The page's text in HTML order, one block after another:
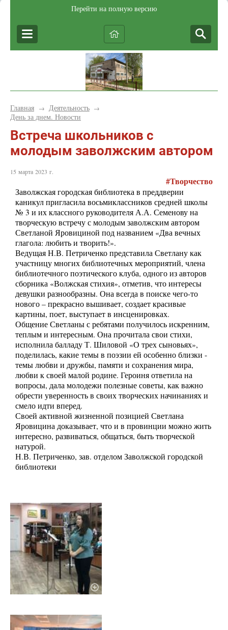
Перейти на полную версию
Главная → Деятельность →
День за днем. Новости
Встреча школьников с
молодым заволжским автором
15 марта 2023 г.
#Творчество
Заволжская городская библиотека в преддверии
каникул пригласила восьмиклассников средней школы
№ 3 и их классного руководителя А.А. Семенову на
творческую встречу с молодым заволжским автором
Светланой Яровициной под названием «Два вечных
глагола: любить и творить!».
Ведущая Н.В. Петриченко представила Светлану как
участницу многих библиотечных мероприятий, члена
библиотечного поэтического клуба, одного из авторов
сборника «Волжская стихия», отметив, что интересы
девушки разнообразны. Она всегда в поиске чего-то
нового – прекрасно вышивает, создает красивые
картины, поет, выступает в инсценировках.
Общение Светланы с ребятами получилось искренним,
теплым и интересным. Она прочитала свои стихи,
исполнила балладу Т. Шиловой «О трех сыновьях»,
поделилась, какие темы в поэзии ей особенно близки -
темы любви и дружбы, памяти и сохранения мира,
любви к своей малой родине. Героиня ответила на
вопросы, дала молодежи полезные советы, как важно
обрести уверенность в своих творческих начинаниях и
смело идти вперед.
Своей активной жизненной позицией Светлана
Яровицина доказывает, что и в провинции можно жить
интересно, развиваться, общаться, быть творческой
натурой.
Н.В. Петриченко, зав. отделом Заволжской городской
библиотеки